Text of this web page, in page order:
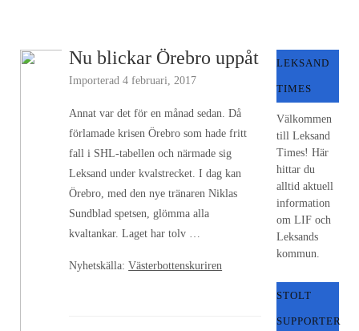
Nu blickar Örebro uppåt
Importerad4 februari, 2017
Annat var det för en månad sedan. Då
förlamade krisen Örebro som hade fritt
fall i SHL-tabellen och närmade sig
Leksand under kvalstrecket. I dag kan
Örebro, med den nye tränaren Niklas
Sundblad spetsen, glömma alla
kvaltankar. Laget har tolv …
Nyhetskälla:Västerbottenskuriren
LEKSAND
TIMES
Välkommen
till Leksand
Times! Här
hittar du
alltid aktuell
information
om LIF och
Leksands
kommun.
STOLT
SUPPORTER